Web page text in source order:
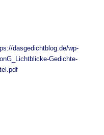
dasgedichtblog.de/wp-
Gedichte-